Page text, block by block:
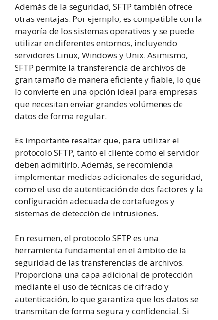
Además de la seguridad, SFTP también ofrece
otras ventajas. Por ejemplo, es compatible con la
mayoría de los sistemas operativos y se puede
utilizar en diferentes entornos, incluyendo
servidores Linux, Windows y Unix. Asimismo,
SFTP permite la transferencia de archivos de
gran tamaño de manera eficiente y fiable, lo que
lo convierte en una opción ideal para empresas
que necesitan enviar grandes volúmenes de
datos de forma regular.
Es importante resaltar que, para utilizar el
protocolo SFTP, tanto el cliente como el servidor
deben admitirlo. Además, se recomienda
implementar medidas adicionales de seguridad,
como el uso de autenticación de dos factores y la
configuración adecuada de cortafuegos y
sistemas de detección de intrusiones.
En resumen, el protocolo SFTP es una
herramienta fundamental en el ámbito de la
seguridad de las transferencias de archivos.
Proporciona una capa adicional de protección
mediante el uso de técnicas de cifrado y
autenticación, lo que garantiza que los datos se
transmitan de forma segura y confidencial. Si